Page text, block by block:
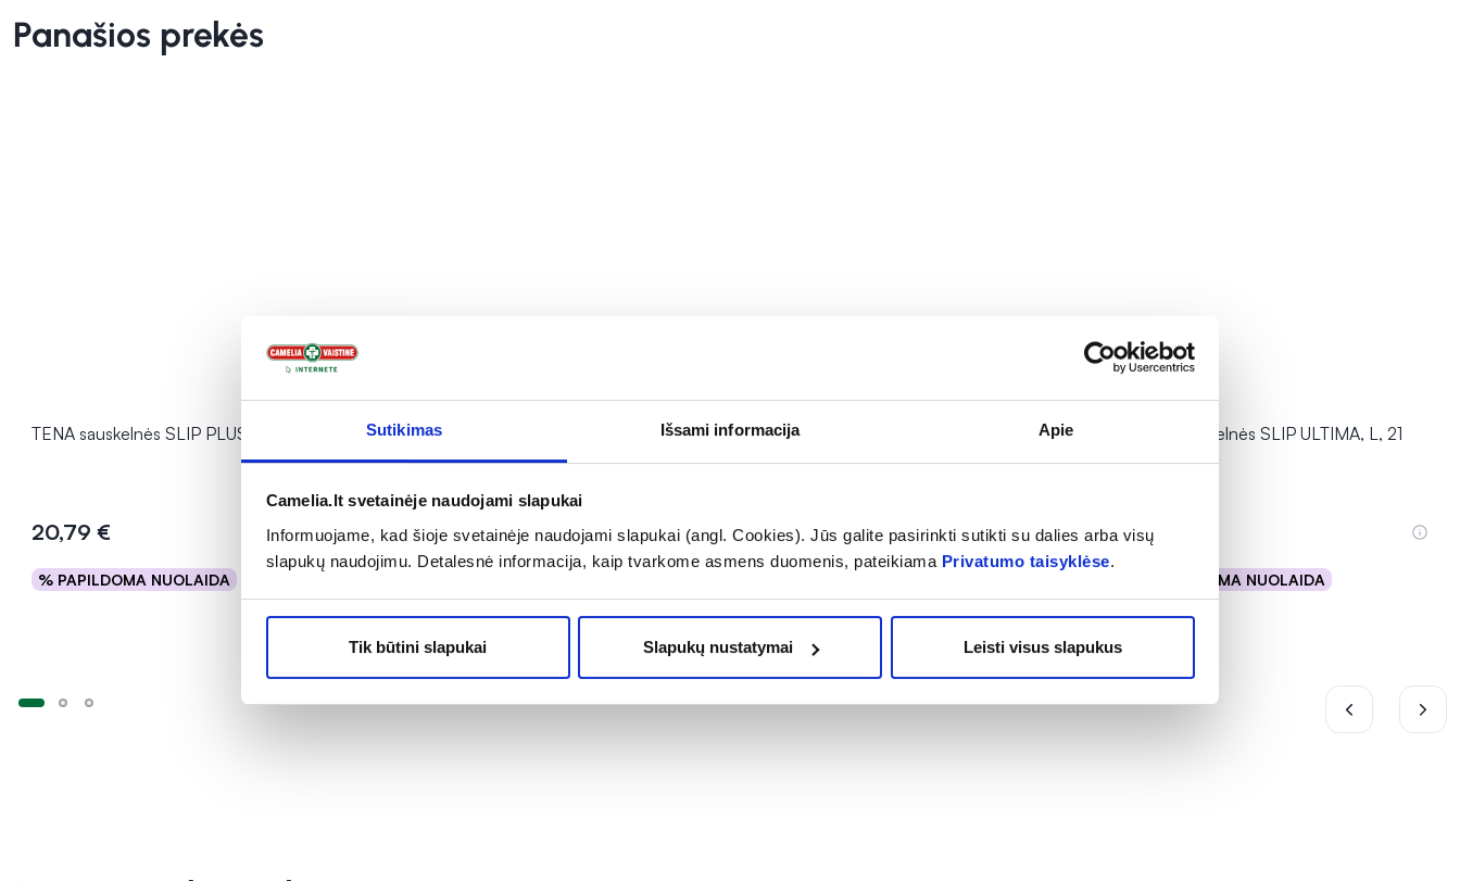
Sutikimas Išsami informacija Apie
Camelia.lt svetainėje naudojami slapukai
Informuojame, kad šioje svetainėje naudojami slapukai (angl. Cookies). Jūs galite pasirinkti sutikti su dalies arba visų
slapukų naudojimu. Detalesnė informacija, kaip tvarkome asmens duomenis, pateikiama Privatumo taisyklėse.
Tik būtini slapukai Slapukų nustatymai Leisti visus slapukus
Panašios prekės
TENA sauskelnės SLIP PLUS, L, 30 vnt.
20,79 €
% PAPILDOMA NUOLAIDA
Į krepšelį
TENA sauskelnės SLIP PLUS, M, 30
vnt.
Įvertinimas 5.0 iš 5
18,99 €
TENA sauskelnės SLIP SUPER, XL, 28
vnt.
23,79 €
TENA sauskelnės SLIP ULTIMA, L, 21
vnt.
29,79 €
% PAPILDOMA NUOLAIDA
Į krepšelį